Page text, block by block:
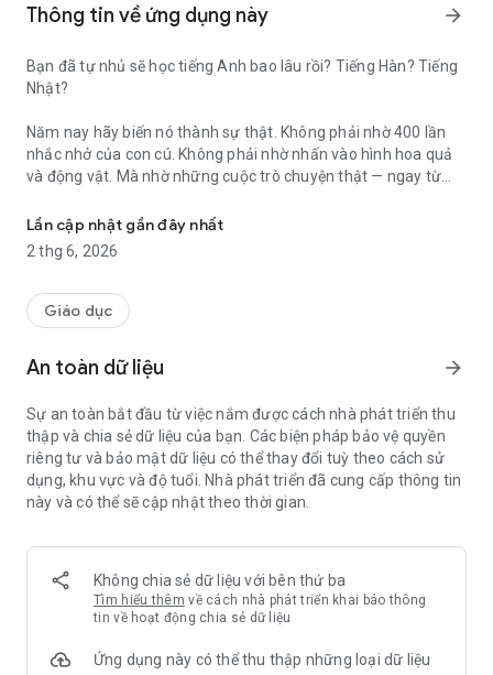
Thông tin về ứng dụng này arrow_forward
Bạn đã tự nhủ sẽ học tiếng Anh bao lâu rồi? Tiếng Hàn? Tiếng
Nhật?
Năm nay hãy biến nó thành sự thật. Không phải nhờ 400 lần
nhắc nhở của con cú. Không phải nhờ nhấn vào hình hoa quả
và động vật. Mà nhờ những cuộc trò chuyện thật — ngay từ
Bạn sẽ nói với sự tự tin chỉ sau vài tuần, không phải vài năm.
Chỉ 10 phút mỗi ngày với mình.
Bạn nói hoặc gõ. Mình điều chỉnh theo trình độ của bạn theo
thời gian thực. Dùng ngôn ngữ bạn đang học, tiếng mẹ đẻ,
Đó chính là cách chúng ta học.
Hãy mắc tất cả lỗi với mình trước. Rồi bạn sẽ không phải mắc
chúng với người thật.
Khi bạn lỡ sai, mình không làm bạn xấu hổ. Không có dấu X đỏ.
Không có tiếng còi. Mình phản hồi tức thì về ngữ pháp, phát
âm và cách chọn từ.
rồi cho gợi ý, và chỉ đến cuối cùng mới đưa đáp án.
Lần cập nhật gần đây nhất
2 thg 6, 2026
Giáo dục
An toàn dữ liệu arrow_forward
Sự an toàn bắt đầu từ việc nắm được cách nhà phát triển thu
thập và chia sẻ dữ liệu của bạn. Các biện pháp bảo vệ quyền
riêng tư và bảo mật dữ liệu có thể thay đổi tuỳ theo cách sử
dụng, khu vực và độ tuổi. Nhà phát triển đã cung cấp thông tin
này và có thể sẽ cập nhật theo thời gian.
Không chia sẻ dữ liệu với bên thứ ba
Tìm hiểu thêm về cách nhà phát triển khai báo thông
tin về hoạt động chia sẻ dữ liệu
Ứng dụng này có thể thu thập những loại dữ liệu